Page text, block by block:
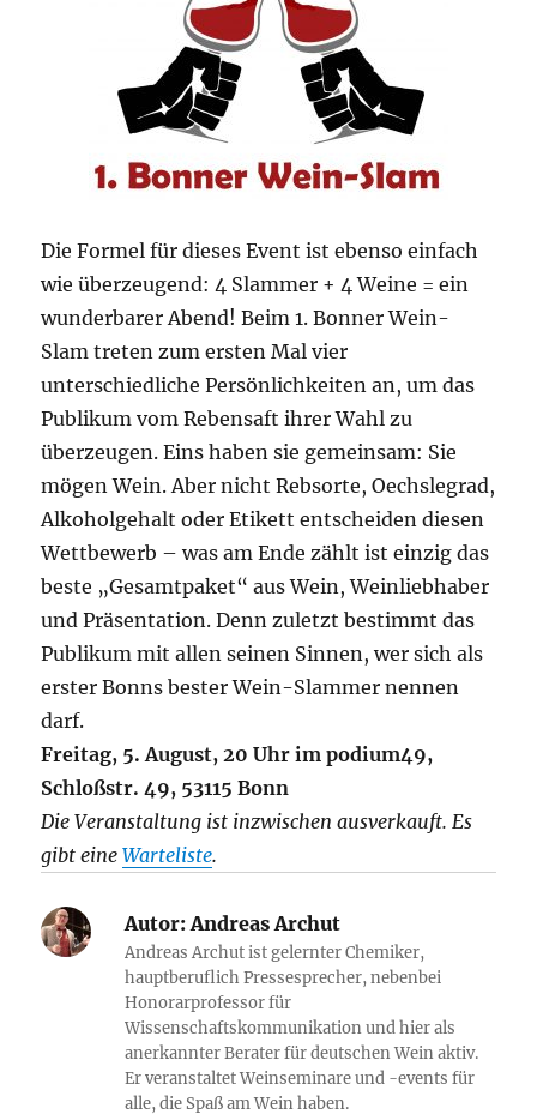
Die Formel für dieses Event ist ebenso einfach
wie überzeugend: 4 Slammer + 4 Weine = ein
wunderbarer Abend! Beim 1. Bonner Wein-
Slam treten zum ersten Mal vier
unterschiedliche Persönlichkeiten an, um das
Publikum vom Rebensaft ihrer Wahl zu
überzeugen. Eins haben sie gemeinsam: Sie
mögen Wein. Aber nicht Rebsorte, Oechslegrad,
Alkoholgehalt oder Etikett entscheiden diesen
Wettbewerb – was am Ende zählt ist einzig das
beste „Gesamtpaket“ aus Wein, Weinliebhaber
und Präsentation. Denn zuletzt bestimmt das
Publikum mit allen seinen Sinnen, wer sich als
erster Bonns bester Wein-Slammer nennen
darf.
Freitag, 5. August, 20 Uhr im podium49,
Schloßstr. 49, 53115 Bonn
Die Veranstaltung ist inzwischen ausverkauft. Es
gibt eineWarteliste.
Autor:Andreas Archut
Andreas Archut ist gelernter Chemiker,
hauptberuflich Pressesprecher, nebenbei
Honorarprofessor für
Wissenschaftskommunikation und hier als
anerkannter Berater für deutschen Wein aktiv.
Er veranstaltet Weinseminare und -events für
alle, die Spaß am Wein haben.